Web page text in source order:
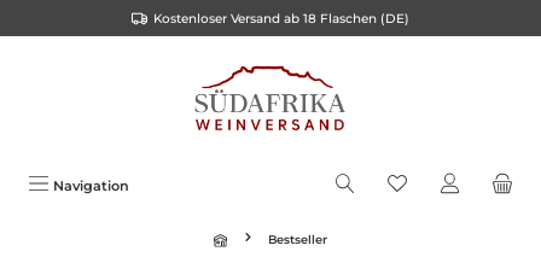
Kostenloser Versand ab 18 Flaschen (DE)
Navigation
Bestseller